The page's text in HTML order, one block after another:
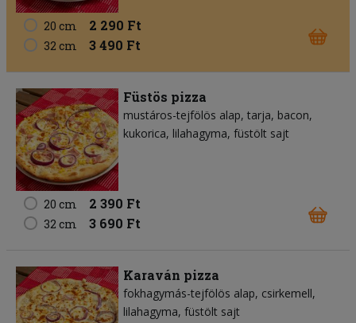
20 cm 2 290 Ft
32 cm 3 490 Ft
Füstös pizza
mustáros-tejfölös alap tarja bacon
kukorica lilahagyma füstölt sajt
20 cm 2 390 Ft
32 cm 3 690 Ft
Karaván pizza
fokhagymás-tejfölös alap csirkemell
lilahagyma füstölt sajt